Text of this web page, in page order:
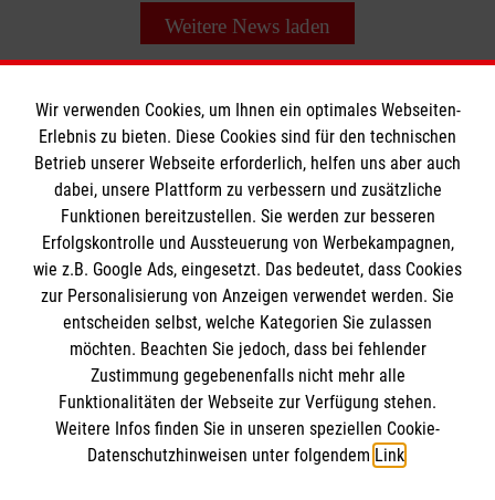
Weitere News laden
Informationen
Impressum
Datenschutz
Barrierefreiheit
Kontakt
Die Malteser
Malteser in Deutschland
Malteserorden
Sharepoint
Spendenkonto
Wir verwenden Cookies, um Ihnen ein optimales Webseiten-
Erlebnis zu bieten. Diese Cookies sind für den technischen
Betrieb unserer Webseite erforderlich, helfen uns aber auch
dabei, unsere Plattform zu verbessern und zusätzliche
Funktionen bereitzustellen. Sie werden zur besseren
Erfolgskontrolle und Aussteuerung von Werbekampagnen,
wie z.B. Google Ads, eingesetzt. Das bedeutet, dass Cookies
zur Personalisierung von Anzeigen verwendet werden. Sie
entscheiden selbst, welche Kategorien Sie zulassen
möchten. Beachten Sie jedoch, dass bei fehlender
Zustimmung gegebenenfalls nicht mehr alle
Funktionalitäten der Webseite zur Verfügung stehen.
Weitere Infos finden Sie in unseren speziellen Cookie-
Datenschutzhinweisen unter folgendem Link.